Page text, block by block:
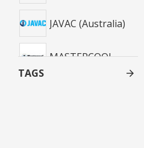
JAVAC (Australia)
MASTERCOOL
TAGS